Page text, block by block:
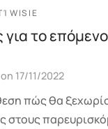
WISIE
για το
on 17/11/2022
πώς θα
στους